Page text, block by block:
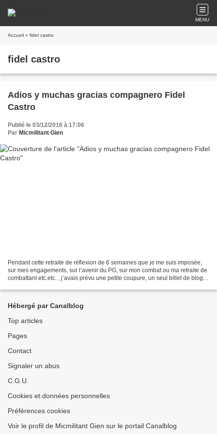
MENU
Accueil » fidel castro
fidel castro
Adios y muchas gracias compagnero Fidel
Castro
Publié le 03/12/2016 à 17:06
Par Micmilitant Gien
Pendant cette retraite de réflexion de 6 semaines que je me suis imposée,
sur mes engagements, sur l’avenir du PG, sur mon combat ou ma retraite de
combattant etc.etc. , j’avais prévu une petite coupure, un seul billet de blog
Hébergé par Canalblog
Top articles
Pages
Contact
Signaler un abus
C.G.U.
Cookies et données personnelles
Préférences cookies
Voir le profil de Micmilitant Gien sur le portail Canalblog